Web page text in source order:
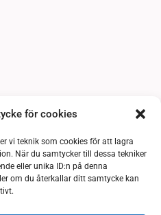
för cookies
vi teknik som cookies för att lagra
När du samtycker till dessa tekniker
eller unika ID:n på denna
om du återkallar ditt samtycke kan